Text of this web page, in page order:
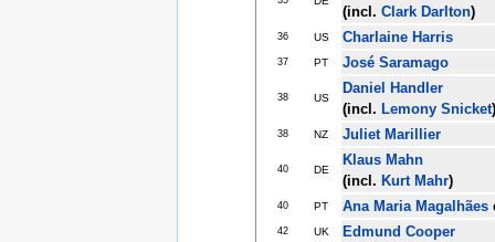
(incl. Clark Darlton)
36 US Charlaine Harris
37 PT José Saramago
38 US
Daniel Handler
(incl. Lemony Snicket)
38 NZ Juliet Marillier
40 DE
Klaus Mahn
(incl. Kurt Mahr)
40 PT Ana Maria Magalhães
42 UK Edmund Cooper